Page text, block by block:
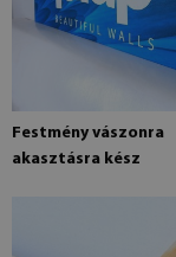
Festmény vászonra
akasztásra kész